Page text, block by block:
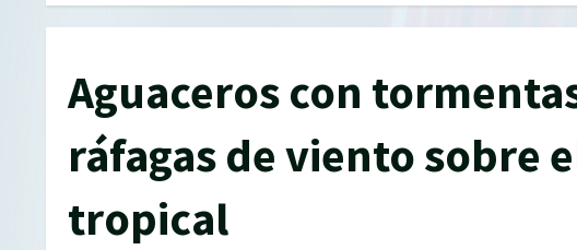
Aguaceros con
ráfagas de viento sobre
tropical